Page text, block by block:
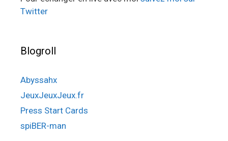
Twitter
Blogroll
Abyssahx
JeuxJeuxJeux.fr
Press Start Cards
spiBER-man